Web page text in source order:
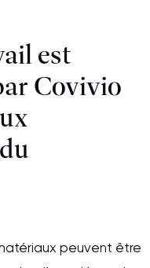
est
Covivio
peuvent être